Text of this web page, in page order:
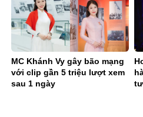
MC Khánh Vy gây bão mạng
với clip gần 5 triệu lượt xem
sau 1 ngày